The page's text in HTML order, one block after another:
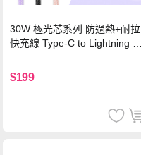
30W 極光芯系列 防過熱+耐拉
快充線 Type-C to Lightning 傳
$199